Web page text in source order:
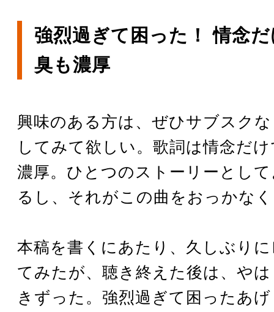
強烈過ぎて困った！ 情念
臭も濃厚
興味のある方は、ぜひサブスク
してみて欲しい。歌詞は情念だ
濃厚。ひとつのストーリーとし
るし、それがこの曲をおっかな
本稿を書くにあたり、久しぶり
てみたが、聴き終えた後は、や
きずった。強烈過ぎて困ったあ